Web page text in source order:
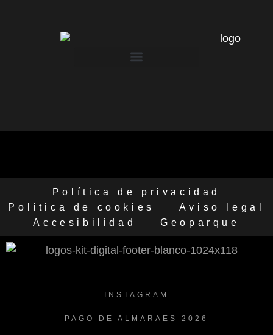
Política de privacidad
Política de cookies
Aviso legal
Accesibilidad
Geoparque
INSTAGRAM
PAGO DE ALMARAES 2026